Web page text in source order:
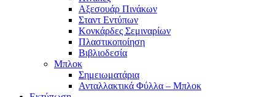
Αξεσουάρ Πινάκων
Σταντ Εντύπων
Κονκάρδες Σεμιναρίων
Πλαστικοποίηση
Βιβλιοδεσία
Μπλοκ
Σημειωματάρια
Ανταλλακτικά Φύλλα – Μπλοκ